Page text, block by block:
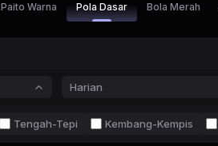
Paito Warna Pola Dasar Bola Merah
Harian
Tengah-Tepi Kembang-Kempis